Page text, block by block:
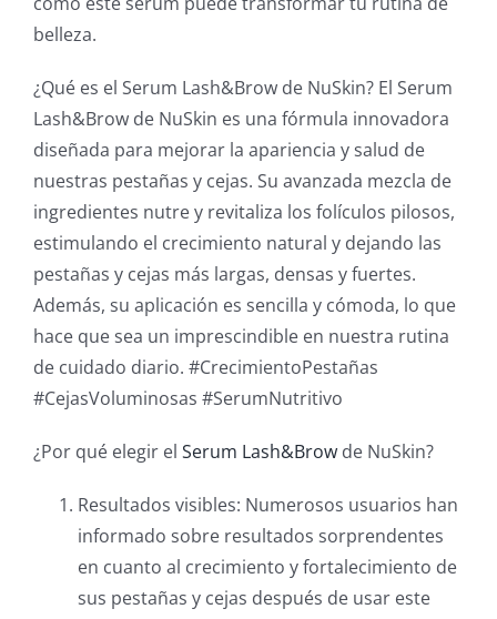
belleza.
¿Qué es el Serum Lash&Brow de NuSkin? El Serum
Lash&Brow de NuSkin es una fórmula innovadora
diseñada para mejorar la apariencia y salud de
nuestras pestañas y cejas. Su avanzada mezcla de
ingredientes nutre y revitaliza los folículos pilosos,
estimulando el crecimiento natural y dejando las
pestañas y cejas más largas, densas y fuertes.
Además, su aplicación es sencilla y cómoda, lo que
hace que sea un imprescindible en nuestra rutina
de cuidado diario. #CrecimientoPestañas
#CejasVoluminosas #SerumNutritivo
¿Por qué elegir el Serum Lash&Brow de NuSkin?
Resultados visibles: Numerosos usuarios han
informado sobre resultados sorprendentes
en cuanto al crecimiento y fortalecimiento de
sus pestañas y cejas después de usar este